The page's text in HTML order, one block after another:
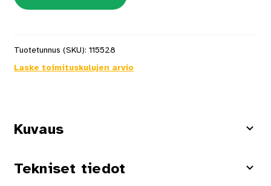
Tuotetunnus (SKU): 115528
Laske toimituskulujen arvio
Kuvaus
Tekniset tiedot